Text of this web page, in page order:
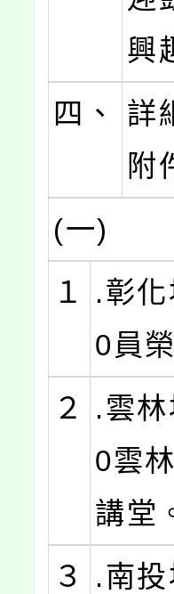
興
四、
詳
附
(一)
１
.彰
0員
２
.雲
0雲
講堂
３
.南